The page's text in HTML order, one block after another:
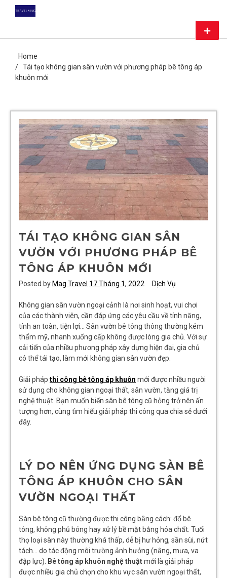
TRAVEL
Menu
CHIA SẺ KIẾN THỨC DU LỊCH HÀNG ĐẦU CHỈ CÓ TẠI MAG
Home
Tái tạo không gian sân vườn với phương pháp bê tông áp
khuôn mới
TÁI TẠO KHÔNG GIAN SÂN
VƯỜN VỚI PHƯƠNG PHÁP BÊ
TÔNG ÁP KHUÔN MỚI
Posted by Mag Travel 17 Tháng 1, 2022 Dịch Vụ
Không gian sân vườn ngoại cảnh là nơi sinh hoạt, vui chơi
của các thành viên, cần đáp ứng các yêu cầu về tính năng,
tính an toàn, tiện lợi… Sân vườn bê tông thông thường kém
thẩm mỹ, nhanh xuống cấp không được lòng gia chủ. Với sự
cải tiến của nhiều phương pháp xây dựng hiện đại, gia chủ
có thể tái tạo, làm mới không gian sân vườn đẹp.
Giải pháp thi công bê tông áp khuôn mới được nhiều người
sử dụng cho không gian ngoại thất, sân vườn, tăng giá trị
nghệ thuật. Bạn muốn biến sân bê tông cũ hỏng trở nên ấn
tượng hơn, cùng tìm hiểu giải pháp thi công qua chia sẻ dưới
đây.
LÝ DO NÊN ỨNG DỤNG SÀN BÊ
TÔNG ÁP KHUÔN CHO SÂN
VƯỜN NGOẠI THẤT
Sàn bê tông cũ thường được thi công bằng cách: đổ bê
tông, không phủ bóng hay xử lý bề mặt bằng hóa chất. Tuổi
thọ loại sàn này thường khá thấp, dễ bị hư hỏng, sần sùi, nứt
tách… do tác động môi trường ảnh hưởng (nắng, mưa, va
đập lực). Bê tông áp khuôn nghệ thuậtmới là giải pháp
được nhiều gia chủ chọn cho khu vực sân vườn ngoại thất,